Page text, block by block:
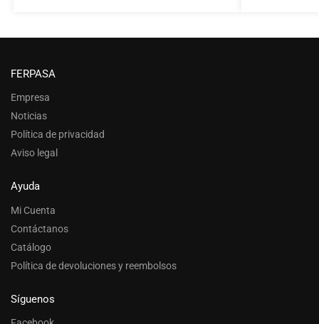
FERPASA
Empresa
Noticias
Política de privacidad
Aviso legal
Ayuda
Mi Cuenta
Contáctanos
Catálogo
Política de devoluciones y reembolsos
Síguenos